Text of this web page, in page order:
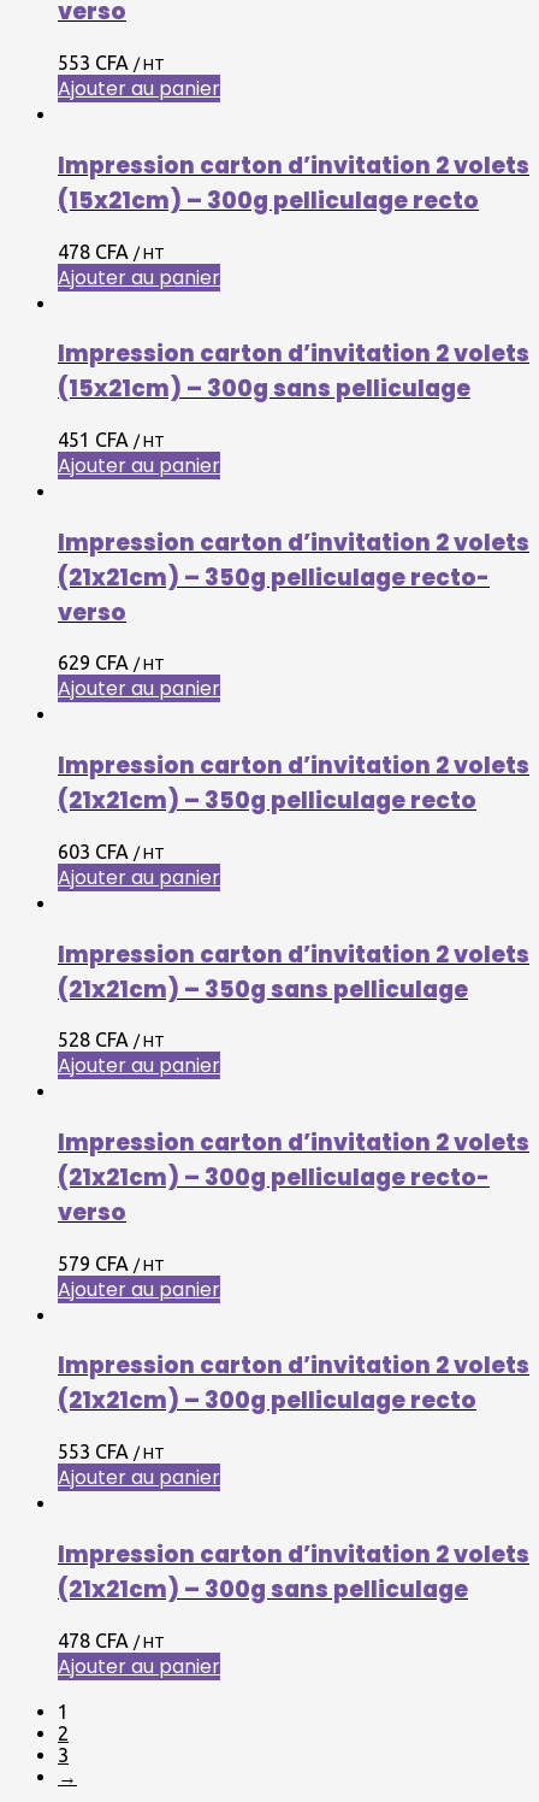
verso
553 CFA / HT
Ajouter au panier
Impression carton d’invitation 2 volets
(15x21cm) – 300g pelliculage recto
478 CFA / HT
Ajouter au panier
Impression carton d’invitation 2 volets
(15x21cm) – 300g sans pelliculage
451 CFA / HT
Ajouter au panier
Impression carton d’invitation 2 volets
(21x21cm) – 350g pelliculage recto-
verso
629 CFA / HT
Ajouter au panier
Impression carton d’invitation 2 volets
(21x21cm) – 350g pelliculage recto
603 CFA / HT
Ajouter au panier
Impression carton d’invitation 2 volets
(21x21cm) – 350g sans pelliculage
528 CFA / HT
Ajouter au panier
Impression carton d’invitation 2 volets
(21x21cm) – 300g pelliculage recto-
verso
579 CFA / HT
Ajouter au panier
Impression carton d’invitation 2 volets
(21x21cm) – 300g pelliculage recto
553 CFA / HT
Ajouter au panier
Impression carton d’invitation 2 volets
(21x21cm) – 300g sans pelliculage
478 CFA / HT
Ajouter au panier
1
2
3
→